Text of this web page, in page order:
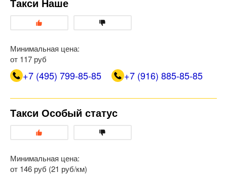
Такси Наше
Минимальная цена:
от 117 руб
+7 (495) 799-85-85 +7 (916) 885-85-85
Такси Особый статус
Минимальная цена:
от 146 руб (21 руб/км)